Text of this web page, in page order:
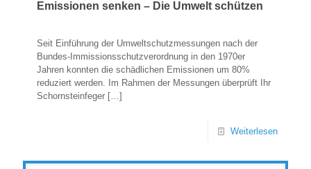
Emissionen senken – Die Umwelt schützen
Seit Einführung der Umweltschutzmessungen nach der
Bundes-Immissionsschutzverordnung in den 1970er
Jahren konnten die schädlichen Emissionen um 80%
reduziert werden. Im Rahmen der Messungen überprüft Ihr
Schornsteinfeger […]
Weiterlesen